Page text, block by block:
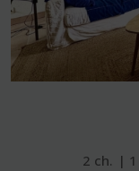
2 ch. 1